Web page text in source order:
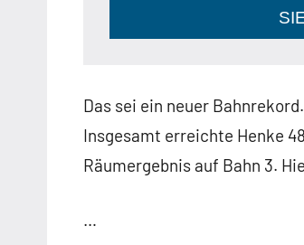
Das sei ein neuer
Insgesamt erreichte Henke
Räumergebnis auf Bahn 3.
…